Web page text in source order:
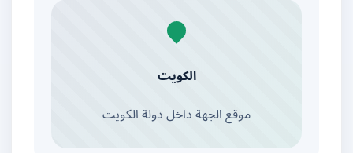
الكويت
موقع الجهة داخل دولة الكويت